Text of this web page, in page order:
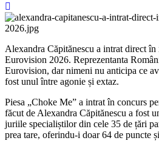
Alexandra Căpitănescu a intrat direct
Eurovision 2026. Reprezentanta
Eurovision, dar nimeni nu anticipa ce
fost unul între agonie și extaz.
Piesa „Choke Me” a intrat în concurs
făcut de Alexandra Căpitănescu a fost
juriile specialiștilor din cele 35 de țări
prea tare, oferindu-i doar 64 de puncte